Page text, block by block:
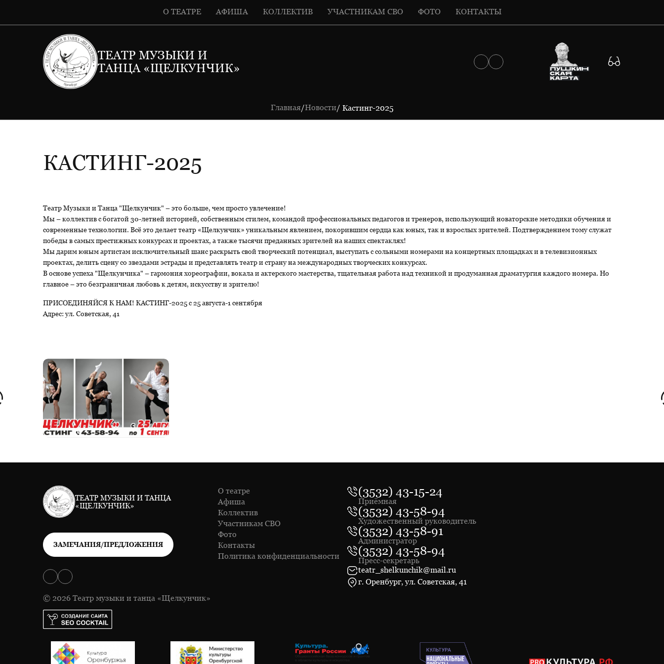
О ТЕАТРЕ АФИША КОЛЛЕКТИВ УЧАСТНИКАМ СВО ФОТО КОНТАКТЫ
ТЕАТР МУЗЫКИ И
ТАНЦА «ЩЕЛКУНЧИК»
Главная/Новости/ Кастинг-2025
КАСТИНГ-2025
Театр Музыки и Танца "Щелкунчик" – это больше, чем просто увлечение!
Мы – коллектив с богатой 30-летней историей, собственным стилем, командой профессиональных педагогов и тренеров, использующий новаторские методики обучения и
современные технологии. Всё это делает театр «Щелкунчик» уникальным явлением, покорившим сердца как юных, так и взрослых зрителей. Подтверждением тому служат
победы в самых престижных конкурсах и проектах, а также тысячи преданных зрителей на наших спектаклях!
Мы дарим юным артистам исключительный шанс раскрыть свой творческий потенциал, выступать с сольными номерами на концертных площадках и в телевизионных
проектах, делить сцену со звездами эстрады и представлять театр и страну на международных творческих конкурсах.
В основе успеха "Щелкунчика" – гармония хореографии, вокала и актерского мастерства, тщательная работа над техникой и продуманная драматургия каждого номера. Но
главное – это безграничная любовь к детям, искусству и зрителю!
ПРИСОЕДИНЯЙСЯ К НАМ! КАСТИНГ-2025 с 25 августа-1 сентября
Адрес: ул. Советская, 41
ТЕАТР МУЗЫКИ И ТАНЦА
«ЩЕЛКУНЧИК»
ЗАМЕЧАНИЯ/ПРЕДЛОЖЕНИЯ
© 2026 Театр музыки и танца «Щелкунчик»
О театре
Афиша
Коллектив
Участникам СВО
Фото
Контакты
Политика конфиденциальности
(3532) 43-15-24
Приёмная
(3532) 43-58-94
Художественный руководитель
(3532) 43-58-91
Администратор
(3532) 43-58-94
Пресс-секретарь
teatr_shelkunchik@mail.ru
г. Оренбург, ул. Советская, 41